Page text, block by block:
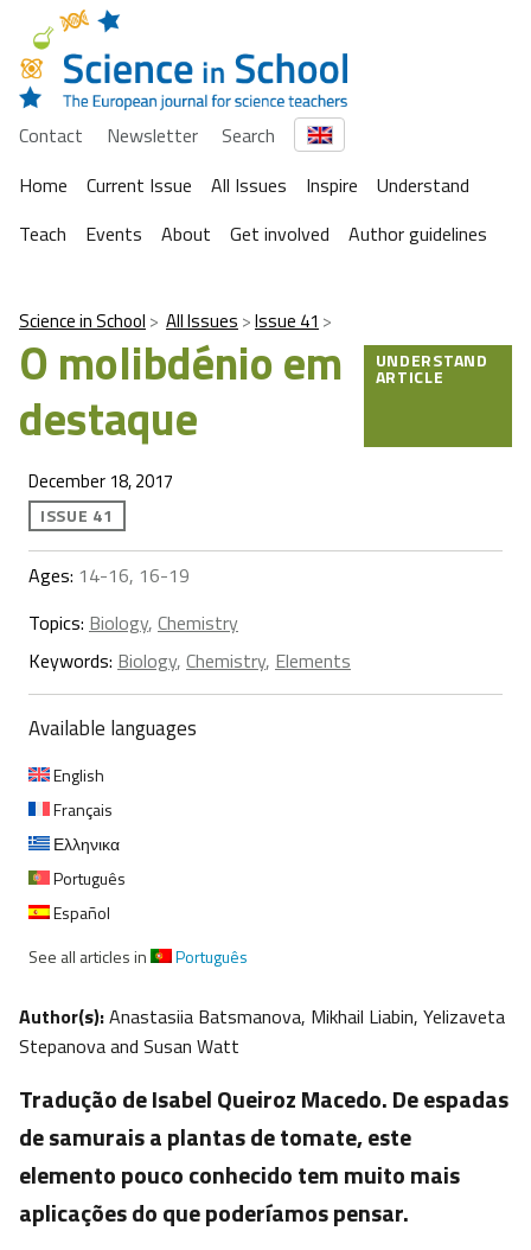
Contact Newsletter
Search
Home
Current Issue All Issues Inspire
Understand
Teach
Events About Get involved Author guidelines
Science in School All Issues Issue 41
O molibdénio em
destaque
UNDERSTAND
ARTICLE
December 18, 2017
ISSUE 41
Ages: 14-16, 16-19
Topics: Biology, Chemistry
Keywords: Biology, Chemistry, Elements
Available languages
English
Français
Ελληνικα
Português
Español
See all articles in
Português
Author(s):Anastasiia Batsmanova, Mikhail Liabin, Yelizaveta
Stepanova and Susan Watt
Tradução de Isabel Queiroz Macedo. De espadas
de samurais a plantas de tomate, este
elemento pouco conhecido tem muito mais
aplicações do que poderíamos pensar.